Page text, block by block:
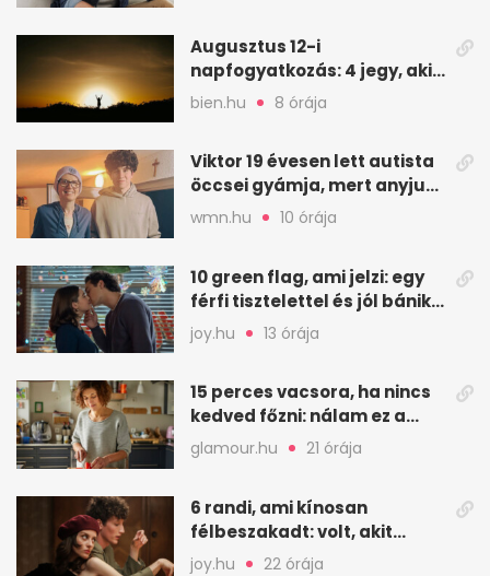
Augusztus 12-i
napfogyatkozás: 4 jegy, akit
a leginkább megérint
bien.hu 8 órája
Viktor 19 évesen lett autista
öccsei gyámja, mert anyjuk
életéért küzd
wmn.hu 10 órája
10 green flag, ami jelzi: egy
férfi tisztelettel és jól bánik
veled
joy.hu 13 órája
15 perces vacsora, ha nincs
kedved főzni: nálam ez a
biztos mentőöv
glamour.hu 21 órája
6 randi, ami kínosan
félbeszakadt: volt, akit
faképnél hagytak
joy.hu 22 órája